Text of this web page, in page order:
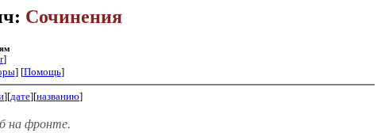
Сочинения
]
] [Помощь]
][дате][названию]
на фронте.